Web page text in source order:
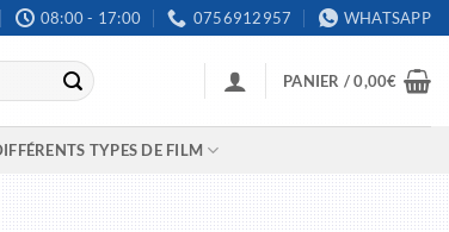
08:00 - 17:00 0756912957 WHATSAPP
PANIER /0,00€
TYPES DE FILM